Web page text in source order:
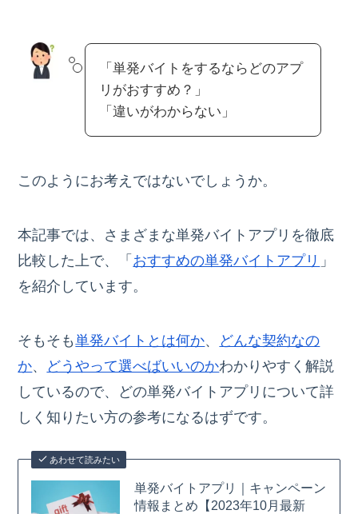
「単発バイトをするならどのアプ
リがおすすめ？」
「違いがわからない」
このようにお考えではないでしょうか。
本記事では、さまざまな単発バイトアプリを徹底
比較した上で、「 おすすめの単発バイトアプリ 」
を紹介しています。
そもそも単発バイトとは何か、
どんな契約なの
か、 どうやって選べばいいのかわかりやすく解説
しているので、どの単発バイトアプリについて詳
しく知りたい方の参考になるはずです。
あわせて読みたい
単発バイトアプリ｜キャンペーン
情報まとめ【2023年10月最新